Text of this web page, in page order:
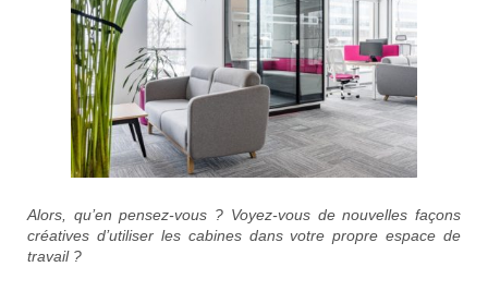
Alors, qu’en pensez-vous ? Voyez-vous de nouvelles façons
créatives d’utiliser les cabines dans votre propre espace de
travail ?